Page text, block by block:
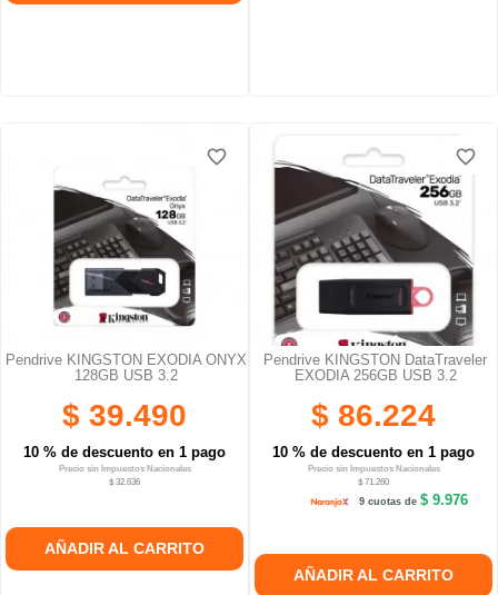
Pendrive KINGSTON EXODIA ONYX
128GB USB 3.2
$ 39.490
10 % de descuento en 1 pago
Precio sin Impuestos Nacionales
$ 32.636
AÑADIR AL CARRITO
favorite_border
favorite_border
Pendrive KINGSTON DataTraveler
EXODIA 256GB USB 3.2
$ 86.224
10 % de descuento en 1 pago
Precio sin Impuestos Nacionales
$ 71.260
9 cuotas de $ 9.976
AÑADIR AL CARRITO
favorite_border
favorite_border